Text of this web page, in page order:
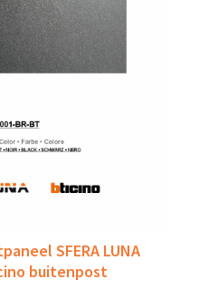
SFERA LUNA
buitenpost